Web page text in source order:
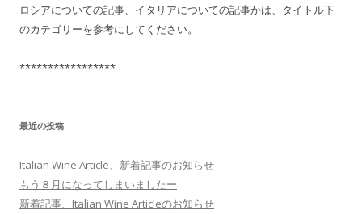
ロシアについての記事、イタリアについての記事かは、タイトル下
のカテゴリーを参考にしてください。
*****************
最近の投稿
Italian Wine Article、新着記事のお知らせ
もう８月になってしまいましたー
新着記事、Italian Wine Articleのお知らせ